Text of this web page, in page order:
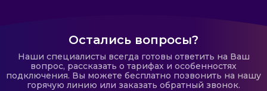
Остались вопросы?
Наши специалисты всегда готовы ответить на Ваш
вопрос, рассказать о тарифах и особенностях
подключения. Вы можете бесплатно позвонить на нашу
горячую линию или заказать обратный звонок.